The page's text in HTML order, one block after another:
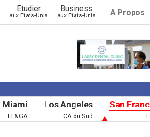
Etudier
aux Etats-Unis
Business
aux Etats-Unis A Propos
Miami
FL&GA
Los Angeles
CA du Sud
San